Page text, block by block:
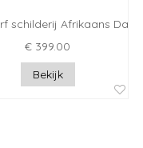
schilderij Afrikaans
€ 399.00
Bekijk